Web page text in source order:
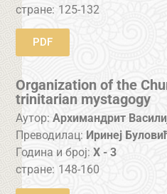
стране: 125-132
PDF
Organization of the
trinitarian mystagogy
Аутор: Архимандрит
Преводилац: Иринеј
Година и број:X - 3
стране: 148-160